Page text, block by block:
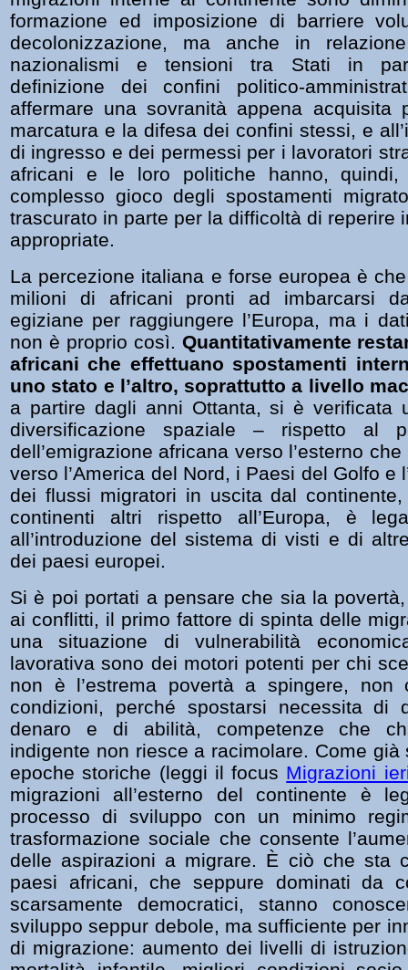
formazione ed imposizione di barriere
decolonizzazione, ma anche in
nazionalismi e tensioni tra Stati in
definizione dei confini politico-
affermare una sovranità appena acquisita
marcatura e la difesa dei confini stessi, e
di ingresso e dei permessi per i lavoratori
africani e le loro politiche hanno,
complesso gioco degli spostamenti
trascurato in parte per la difficoltà di reperire
appropriate.
La percezione italiana e forse europea è
milioni di africani pronti ad imbarcarsi
egiziane per raggiungere l’Europa, ma i
non è proprio così. Quantitativamente
africani che effettuano spostamenti
uno stato e l’altro, soprattutto a livello
a partire dagli anni Ottanta, si è verificata
diversificazione spaziale – rispetto al
dell’emigrazione africana verso l’esterno
verso l’America del Nord, i Paesi del Golfo e
dei flussi migratori in uscita dal
continenti altri rispetto all’Europa, è
all’introduzione del sistema di visti e di
dei paesi europei.
Si è poi portati a pensare che sia la
ai conflitti, il primo fattore di spinta delle
una situazione di vulnerabilità
lavorativa sono dei motori potenti per chi
non è l’estrema povertà a spingere, non
condizioni, perché spostarsi necessita di
denaro e di abilità, competenze che
indigente non riesce a racimolare. Come già
epoche storiche (leggi il focus Migrazioni
migrazioni all’esterno del continente è
processo di sviluppo con un minimo
trasformazione sociale che consente
delle aspirazioni a migrare. È ciò che sta
paesi africani, che seppure dominati da
scarsamente democratici, stanno
sviluppo seppur debole, ma sufficiente per
di migrazione: aumento dei livelli di